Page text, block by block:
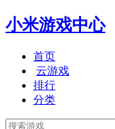
小米游戏中心
首页
云游戏
排行
分类